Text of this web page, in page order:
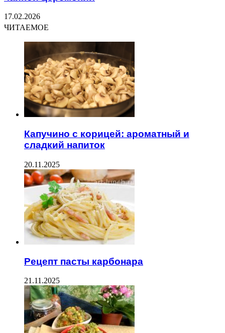
17.02.2026
ЧИТАЕМОЕ
Капучино с корицей: ароматный и
сладкий напиток
20.11.2025
Рецепт пасты карбонара
21.11.2025